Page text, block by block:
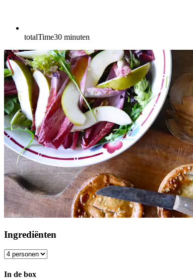
totalTime30 minuten
Ingrediënten
In de box